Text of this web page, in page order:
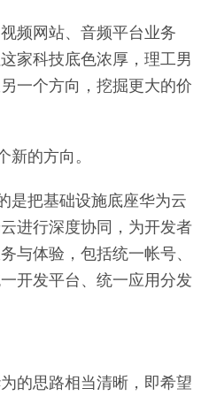
频网站、音频平台业务
家科技底色浓厚，理工男
一个方向，挖掘更大的价
新的方向。
是把基础设施底座华为云
进行深度协同，为开发者
与体验，包括统一帐号、
开发平台、统一应用分发
的思路相当清晰，即希望